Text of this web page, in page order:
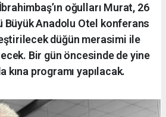
oğulları Murat, 26
Büyük Anadolu Otel konferans
düğün merasimi ile
Bir gün öncesinde de yine
kına programı yapılacak.